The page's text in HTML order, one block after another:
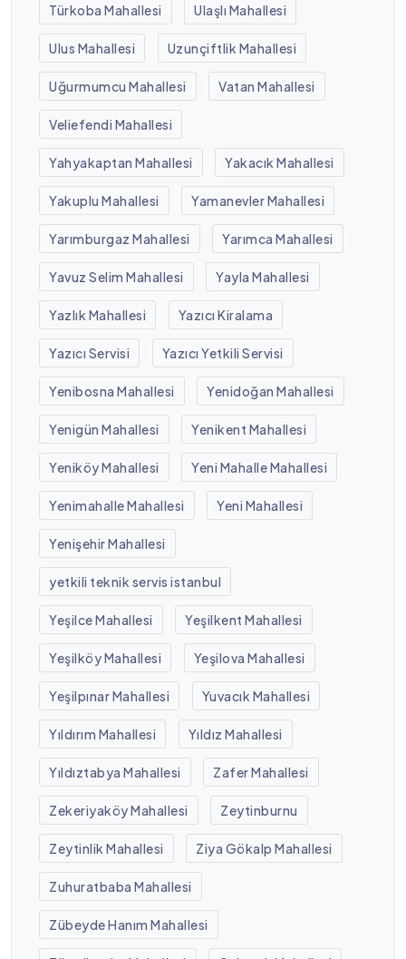
Türkoba Mahallesi Ulaşlı Mahallesi
Ulus Mahallesi Uzunçiftlik Mahallesi
Uğurmumcu Mahallesi Vatan Mahallesi
Veliefendi Mahallesi
Yahyakaptan Mahallesi Yakacık Mahallesi
Yakuplu Mahallesi Yamanevler Mahallesi
Yarımburgaz Mahallesi Yarımca Mahallesi
Yavuz Selim Mahallesi Yayla Mahallesi
Yazlık Mahallesi Yazıcı Kiralama
Yazıcı Servisi Yazıcı Yetkili Servisi
Yenibosna Mahallesi Yenidoğan Mahallesi
Yenigün Mahallesi Yenikent Mahallesi
Yeniköy Mahallesi Yeni Mahalle Mahallesi
Yenimahalle Mahallesi Yeni Mahallesi
Yenişehir Mahallesi
yetkili teknik servis istanbul
Yeşilce Mahallesi Yeşilkent Mahallesi
Yeşilköy Mahallesi Yeşilova Mahallesi
Yeşilpınar Mahallesi Yuvacık Mahallesi
Yıldırım Mahallesi Yıldız Mahallesi
Yıldıztabya Mahallesi Zafer Mahallesi
Zekeriyaköy Mahallesi Zeytinburnu
Zeytinlik Mahallesi Ziya Gökalp Mahallesi
Zuhuratbaba Mahallesi
Zübeyde Hanım Mahallesi